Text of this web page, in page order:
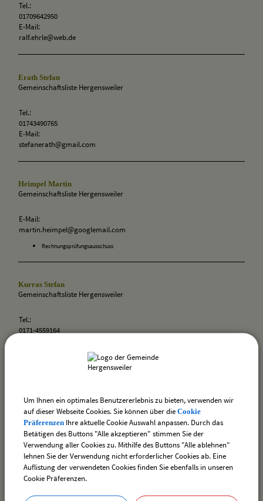
Tel.:
01709642950
E-Mail:
ralf.ehrle@web.de
Erath Stefan
Gemeinschaftsliste Hergensweiler
Tel.:
01743490765
E-Mail:
stefanerath@gmail.com
Heimpel Martin
Gemeinschaftsliste Hergensweiler
E-Mail:
martin.heimpel@googlemail.com
Rechnungsprüfungsausschuss
Kurras Stefan
Gemeinschaftsliste Hergensweiler
Tel.:
0171-4559164
stefan.kurras@freenet.de
Schega Roman
Gemeinschaftsliste Hergensweiler
Tel.:
0170 4770114
E-Mail:
schega.lw@t-online.de
Zweckverband Wasserversorgung
Um Ihnen ein optimales Benutzererlebnis zu bieten, verwenden wir
auf dieser Webseite Cookies. Sie können über die Cookie
Präferenzen Ihre aktuelle Cookie Auswahl anpassen. Durch das
Betätigen des Buttons "Alle akzeptieren" stimmen Sie der
Verwendung aller Cookies zu. Mithilfe des Buttons "Alle ablehnen"
lehnen Sie der Verwendung nicht erforderlicher Cookies ab. Eine
Auflistung der verwendeten Cookies finden Sie ebenfalls in unseren
Cookie Präferenzen.